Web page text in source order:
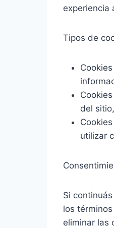
experiencia
Tipos de
del
utilizar
Si
los
eliminar las